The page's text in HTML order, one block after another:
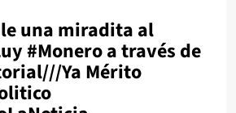
una miradita al
#Monero a través de
Ya Mérito